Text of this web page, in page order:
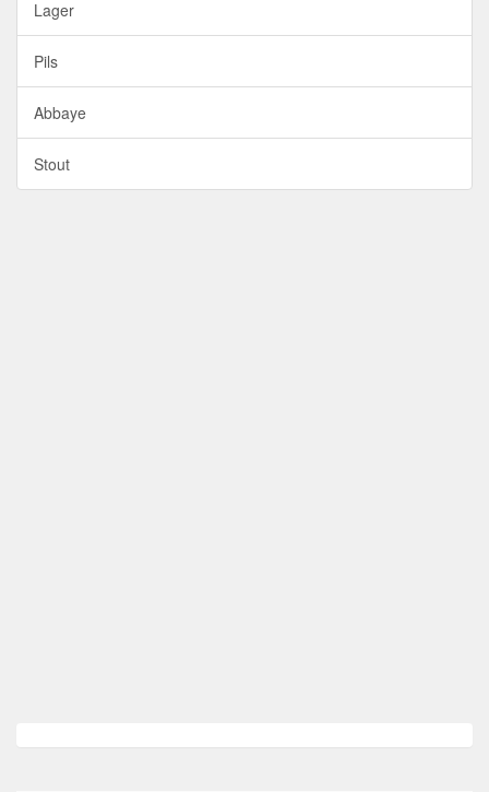
Lager
Pils
Abbaye
Stout